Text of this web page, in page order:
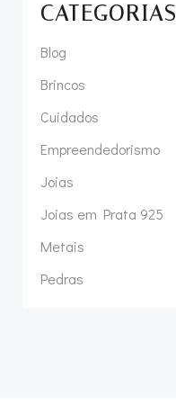
CATEGORIAS
Blog
Brincos
Cuidados
Empreendedorismo
Joias
Joias em Prata 925
Metais
Pedras